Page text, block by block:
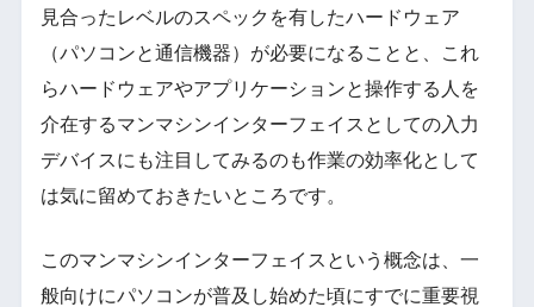
見合ったレベルのスペックを有したハードウェア
（パソコンと通信機器）が必要になることと、これ
らハードウェアやアプリケーションと操作する人を
介在するマンマシンインターフェイスとしての入力
デバイスにも注目してみるのも作業の効率化として
は気に留めておきたいところです。
このマンマシンインターフェイスという概念は、一
般向けにパソコンが普及し始めた頃にすでに重要視